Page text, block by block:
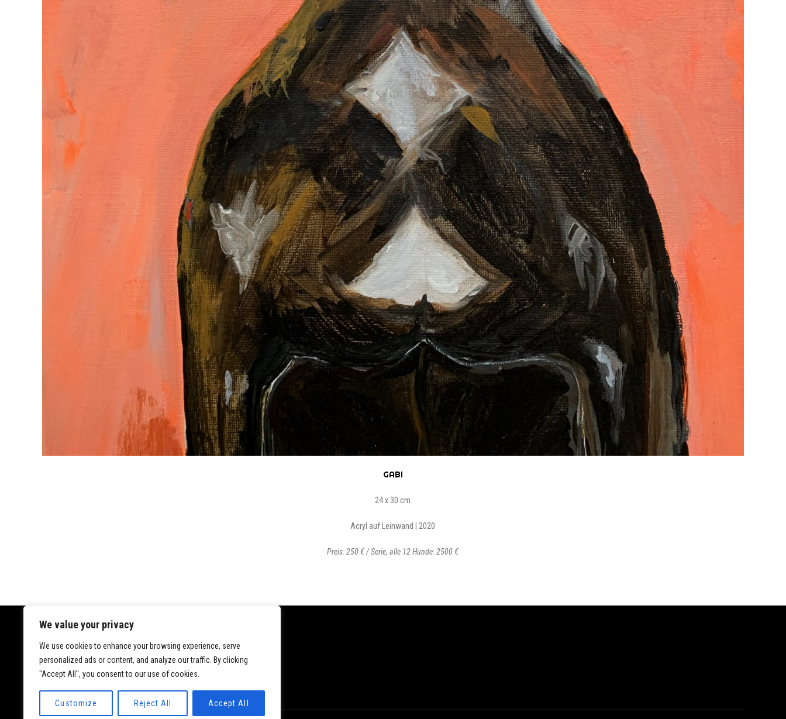
We value your privacy
We use cookies to enhance your browsing experience, serve
personalized ads or content, and analyze our traffic. By clicking
"Accept All", you consent to our use of cookies.
Customize Reject All Accept All
GABI
24 x 30 cm
Acryl auf Leinwand | 2020
Preis: 250 € / Serie, alle 12 Hunde: 2500 €
Datenschutz